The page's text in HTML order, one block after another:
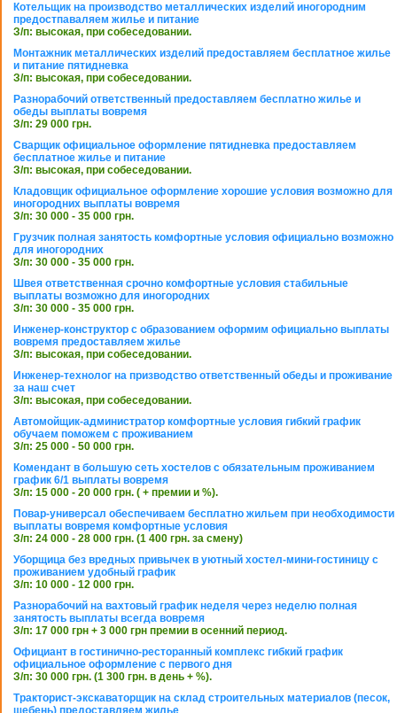
Котельщик на производство металлических изделий иногородним
предостпаваляем жилье и питание
З/п: высокая, при собеседовании.
Монтажник металлических изделий предоставляем бесплатное жилье
и питание пятидневка
З/п: высокая, при собеседовании.
Разнорабочий ответственный предоставляем бесплатно жилье и
обеды выплаты вовремя
З/п: 29 000 грн.
Сварщик официальное оформление пятидневка предоставляем
бесплатное жилье и питание
З/п: высокая, при собеседовании.
Кладовщик официальное оформление хорошие условия возможно для
иногородних выплаты вовремя
З/п: 30 000 - 35 000 грн.
Грузчик полная занятость комфортные условия официально возможно
для иногородних
З/п: 30 000 - 35 000 грн.
Швея ответственная срочно комфортные условия стабильные
выплаты возможно для иногородних
З/п: 30 000 - 35 000 грн.
Инженер-конструктор с образованием оформим официально выплаты
вовремя предоставляем жилье
З/п: высокая, при собеседовании.
Инженер-технолог на призводство ответственный обеды и проживание
за наш счет
З/п: высокая, при собеседовании.
Автомойщик-администратор комфортные условия гибкий график
обучаем поможем с проживанием
З/п: 25 000 - 50 000 грн.
Комендант в большую сеть хостелов с обязательным проживанием
график 6/1 выплаты вовремя
З/п: 15 000 - 20 000 грн. ( + премии и %).
Повар-универсал обеспечиваем бесплатно жильем при необходимости
выплаты вовремя комфортные условия
З/п: 24 000 - 28 000 грн. (1 400 грн. за смену)
Уборщица без вредных привычек в уютный хостел-мини-гостиницу с
проживанием удобный график
З/п: 10 000 - 12 000 грн.
Разнорабочий на вахтовый график неделя через неделю полная
занятость выплаты всегда вовремя
З/п: 17 000 грн + 3 000 грн премии в осенний период.
Официант в гостинично-ресторанный комплекс гибкий график
официальное оформление с первого дня
З/п: 30 000 грн. (1 300 грн. в день + %).
Тракторист-экскаваторщик на склад строительных материалов (песок,